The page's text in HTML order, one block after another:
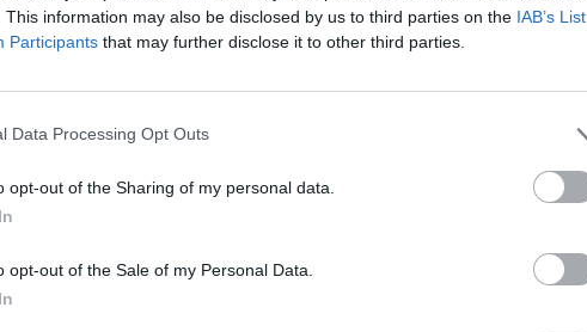
This information may also be disclosed by us to third parties on the IAB’s
Participants that may further disclose it to other third parties.
Data Processing Opt Outs
opt-out of the Sharing of my personal data.
opt-out of the Sale of my Personal Data.
Ουκρανία:
οδηγείται
κωδικοί Taxisnet, καθώς και ο
Επιπλέον, πρέπει να διαθέτετε
μέλους του νοικοκυριού. Τέλος,
λογαριασμού στον οποίο είστε